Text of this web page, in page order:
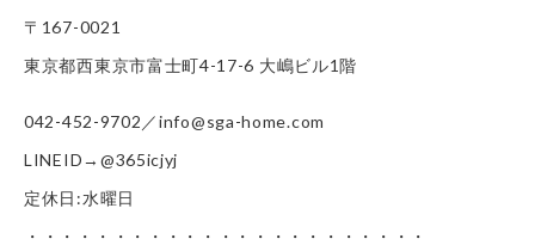
〒167-0021
東京都西東京市富士町4-17-6 大嶋ビル1階
042-452-9702／info@sga-home.com
LINEID→@365icjyj
定休日:水曜日
・・・・・・・・・・・・・・・・・・・・・・・